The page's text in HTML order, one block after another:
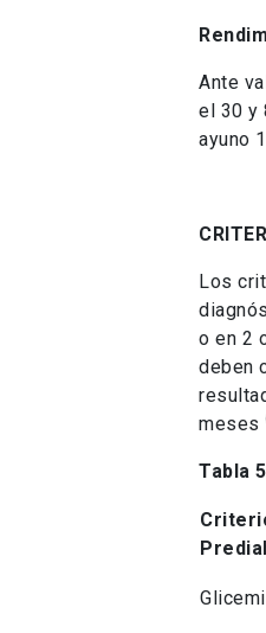
Ante
el 30 y
ayuno
Los
o en 2
deben
meses
Tabla